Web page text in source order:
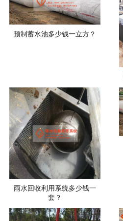
预制蓄水池多少钱一立方？
雨水回收利用系统多少钱一
套？